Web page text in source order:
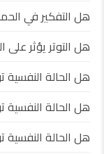
هل التفكير في
هل التوتر يؤثر
هل الحالة النفسية
هل الحالة النفسية
هل الحالة